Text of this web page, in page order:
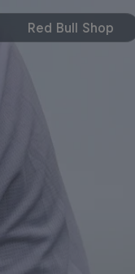
Red Bull Shop